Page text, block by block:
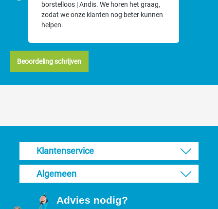
borstelloos | Andis. We horen het graag,
zodat we onze klanten nog beter kunnen
helpen.
Beoordeling schrijven
Klantenservice
Algemeen
Advies nodig?